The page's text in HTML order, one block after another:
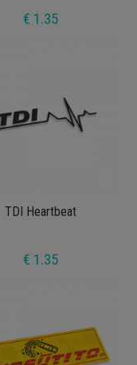
€ 1.35
TDI Heartbeat
€ 1.35